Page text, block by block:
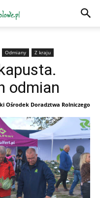
Odmiany Z kraju
odmian
Ośrodek Doradztwa Rolniczego